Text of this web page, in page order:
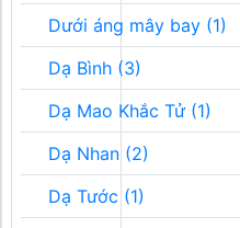
Dưới áng mây bay (1)
Dạ Bình (3)
Dạ Mao Khắc Tử (1)
Dạ Nhan (2)
Dạ Tước (1)